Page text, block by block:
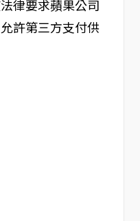
律要求蘋果公司
許第三方支付供